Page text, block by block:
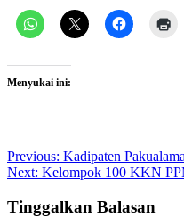
Menyukai ini:
Post
navigation
Previous: Kadipaten
Next: Kelompok 100 KKN
Tinggalkan Balasan